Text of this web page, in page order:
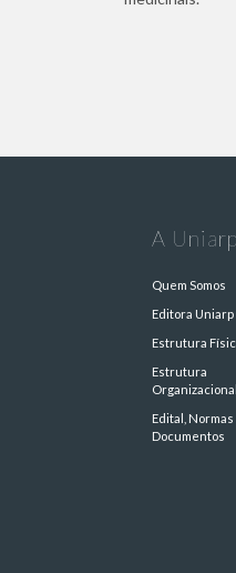
A Uniarp
Quem Somos
Editora Uniarp
Estrutura
Estrutura
Organizacional
Edital, Normas
Documentos